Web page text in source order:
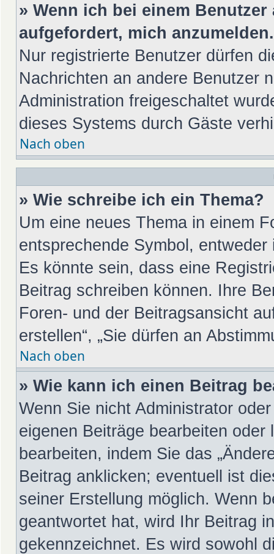
» Wenn ich bei einem
aufgefordert, mich anzumelden.
Nur registrierte Benutzer dürfen
Nachrichten an andere Benutzer
Administration freigeschaltet
dieses Systems durch Gäste
Nach oben
» Wie schreibe ich ein Thema?
Um eine neues Thema in einem
entsprechende Symbol,
Es könnte sein, dass eine
Beitrag schreiben können. Ihre
Foren- und der Beitragsansicht
erstellen“, „Sie dürfen an
Nach oben
» Wie kann ich einen Beitrag
Wenn Sie nicht Administrator
eigenen Beiträge bearbeiten
bearbeiten, indem Sie das
Beitrag anklicken; eventuell ist
seiner Erstellung möglich. Wenn
geantwortet hat, wird Ihr Beitrag
gekennzeichnet. Es wird sowohl